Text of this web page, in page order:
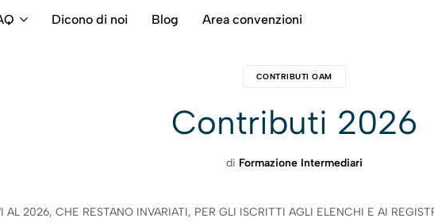
Dicono di noi Blog Area convenzioni
CONTRIBUTI OAM
Contributi 2026
di Formazione Intermediari
2026, CHE RESTANO INVARIATI, PER GLI ISCRITTI AGLI ELENCHI E AI